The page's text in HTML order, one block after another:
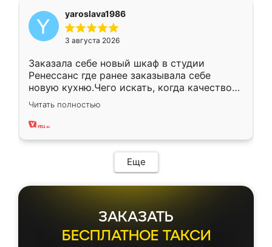
yaroslava1986
3 августа 2026
Заказала себе новый шкаф в студии
Ренессанс где ранее заказывала себе
новую кухню.Чего искать, когда качеством
вполне довольна. Служит кухня уже почти
два года, нареканий нет.
Читать полностью
Еще
ЗАКАЗАТЬ
БЕСПЛАТНОЕ ТАКСИ